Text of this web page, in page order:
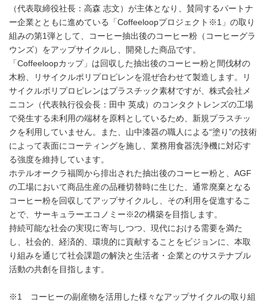
（代表取締役社長：高森 志文）が主体となり、賛同するパートナ
ー企業とともに進めている「Coffeeloopプロジェクト※1」の取り
組みの第1弾として、コーヒー抽出後のコーヒー粉（コーヒーグラ
ウンズ）をアップサイクルし、開発した商品です。
「Coffeeloopカップ」は回収した抽出後のコーヒー粉と間伐材の
木粉、リサイクルポリプロピレンを混ぜ合わせて製造します。リ
サイクルポリプロピレンはプラスチック素材ですが、株式会社メ
ニコン（代表執行役会長：田中 英成）のコンタクトレンズの工場
で発生する未利用の端材を原料としているため、新規プラスチッ
クを利用していません。また、山中漆器の職人による“塗り”の技術
によって表面にコーティングを施し、業務用食器洗浄機に対応す
る強度を維持しています。
ホテルオークラ福岡から排出された抽出後のコーヒー粉と、AGF
の工場において商品生産の品種切替時に生じた、通常廃棄となる
コーヒー粉を回収してアップサイクルし、その利用を促進するこ
とで、サーキュラーエコノミー※2の構築を目指します。
持続可能な社会の実現に寄与しつつ、現代における需要を満た
し、社会的、経済的、環境的に貢献することをビジョンに、本取
り組みを通じて社会課題の解決と生活者・企業とのサステナブル
活動の共創を目指します。
※1 コーヒーの副産物を活用した様々なアップサイクルの取り組